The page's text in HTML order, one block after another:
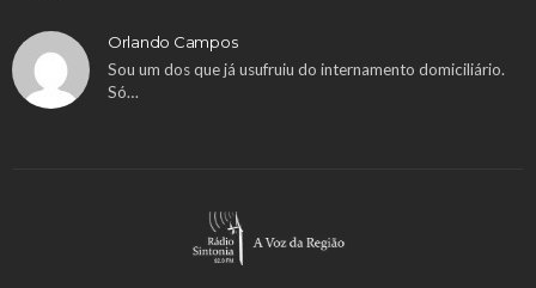
Orlando Campos
Sou um dos que já usufruiu do internamento domiciliário.
Só…